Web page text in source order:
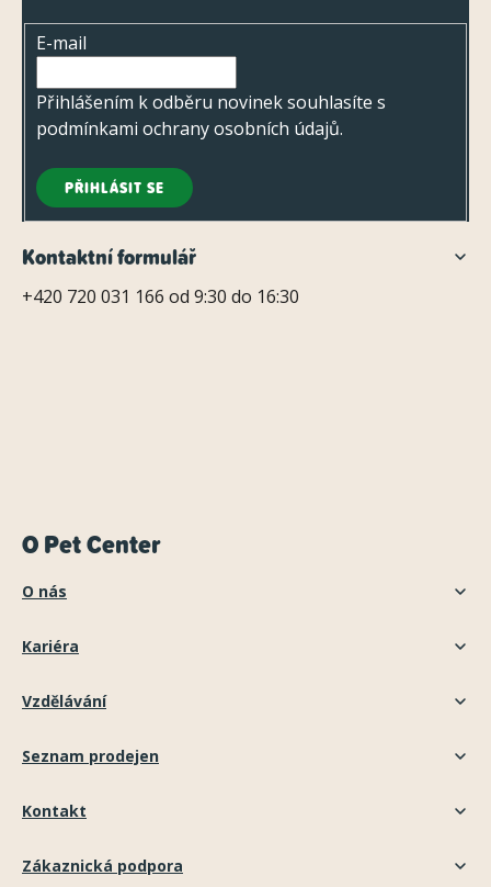
E-mail
Přihlášením k odběru novinek souhlasíte s
podmínkami ochrany osobních údajů.
PŘIHLÁSIT SE
Kontaktní formulář
+420 720 031 166 od 9:30 do 16:30
O Pet Center
O nás
Kariéra
Vzdělávání
Seznam prodejen
Kontakt
Zákaznická podpora